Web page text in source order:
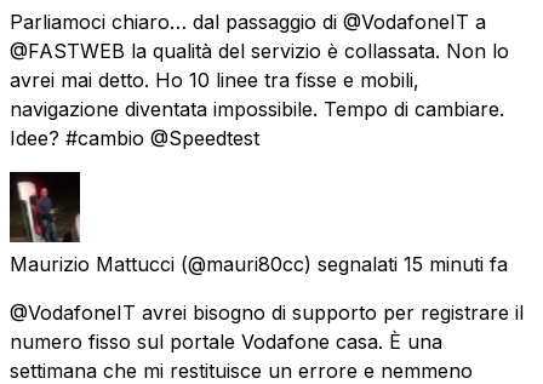
Parliamoci chiaro… dal passaggio di @VodafoneIT a
@FASTWEB la qualità del servizio è collassata. Non lo
avrei mai detto. Ho 10 linee tra fisse e mobili,
navigazione diventata impossibile. Tempo di cambiare.
Idee? #cambio @Speedtest
Maurizio Mattucci (@mauri80cc) segnalati 15 minuti fa
@VodafoneIT avrei bisogno di supporto per registrare il
numero fisso sul portale Vodafone casa. È una
settimana che mi restituisce un errore e nemmeno